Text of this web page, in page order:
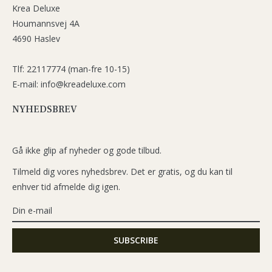
Krea Deluxe
Houmannsvej 4A
4690 Haslev
Tlf: 22117774 (man-fre 10-15)
E-mail: info@kreadeluxe.com
NYHEDSBREV
Gå ikke glip af nyheder og gode tilbud.
Tilmeld dig vores nyhedsbrev. Det er gratis, og du kan til
enhver tid afmelde dig igen.